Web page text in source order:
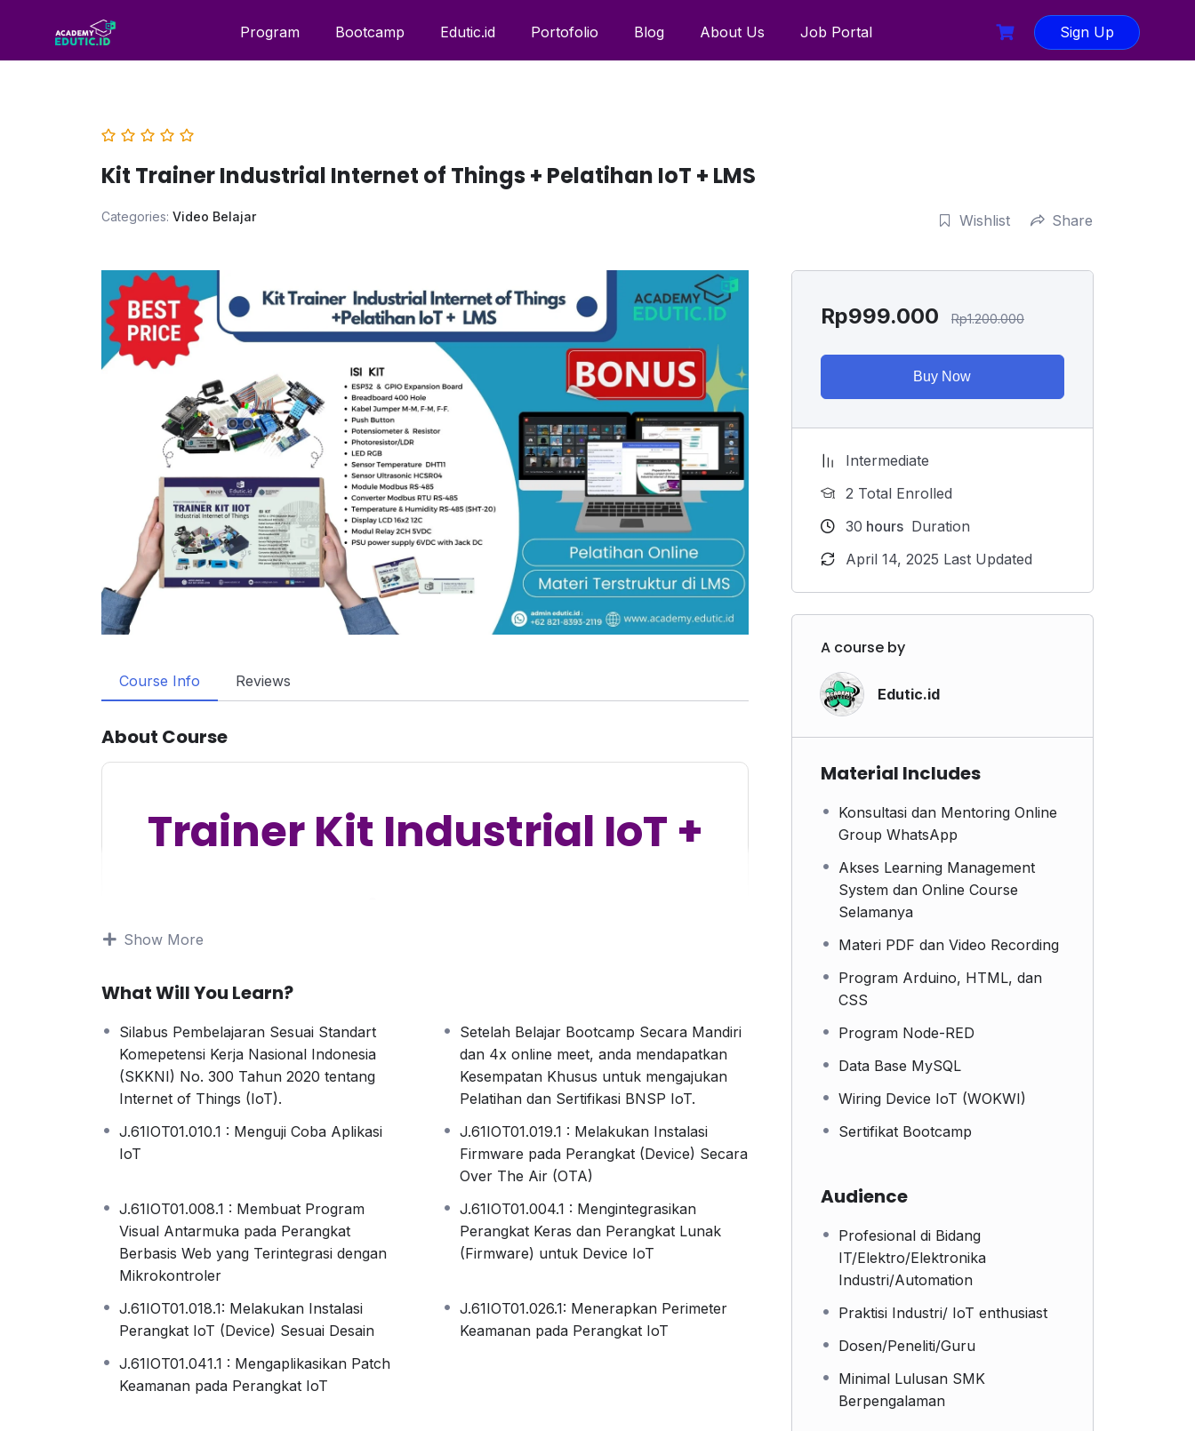
Program Bootcamp Edutic.id Portofolio Blog About Us Job Portal Sign Up
Kit Trainer Industrial Internet of Things + Pelatihan IoT + LMS
Categories: Video Belajar Wishlist Share
Course Info Reviews
About Course
Trainer Kit Industrial IoT +
Isi Kit:
Push Button, Potensiometer & Resistor
Photoresistor (LDR) & LED RGB
Sensor Temperatur DHT11
Sensor Suhu & Kelembapan SHT-20
Display LCD 16×2 I2C
Modul Relay 2CH 5VDC
Show More
What Will You Learn?
Silabus Pembelajaran Sesuai Standart
Komepetensi Kerja Nasional Indonesia
(SKKNI) No. 300 Tahun 2020 tentang
Internet of Things (IoT).
Setelah Belajar Bootcamp Secara Mandiri
dan 4x online meet, anda mendapatkan
Kesempatan Khusus untuk mengajukan
Pelatihan dan Sertifikasi BNSP IoT.
J.61IOT01.010.1 : Menguji Coba Aplikasi
IoT
J.61IOT01.019.1 : Melakukan Instalasi
Firmware pada Perangkat (Device) Secara
Over The Air (OTA)
J.61IOT01.008.1 : Membuat Program
Visual Antarmuka pada Perangkat
Berbasis Web yang Terintegrasi dengan
Mikrokontroler
J.61IOT01.004.1 : Mengintegrasikan
Perangkat Keras dan Perangkat Lunak
(Firmware) untuk Device IoT
J.61IOT01.018.1: Melakukan Instalasi
Perangkat IoT (Device) Sesuai Desain
J.61IOT01.026.1: Menerapkan Perimeter
Keamanan pada Perangkat IoT
J.61IOT01.041.1 : Mengaplikasikan Patch
Keamanan pada Perangkat IoT
Rp999.000 Rp1.200.000
Buy Now
Intermediate
2 Total Enrolled
30 hours Duration
April 14, 2025 Last Updated
A course by
Edutic.id
Material Includes
Konsultasi dan Mentoring Online
Group WhatsApp
Akses Learning Management
System dan Online Course
Selamanya
Materi PDF dan Video Recording
Program Arduino, HTML, dan
CSS
Program Node-RED
Data Base MySQL
Wiring Device IoT (WOKWI)
Sertifikat Bootcamp
Audience
Profesional di Bidang
IT/Elektro/Elektronika
Industri/Automation
Praktisi Industri/ IoT enthusiast
Dosen/Peneliti/Guru
Minimal Lulusan SMK
Berpengalaman